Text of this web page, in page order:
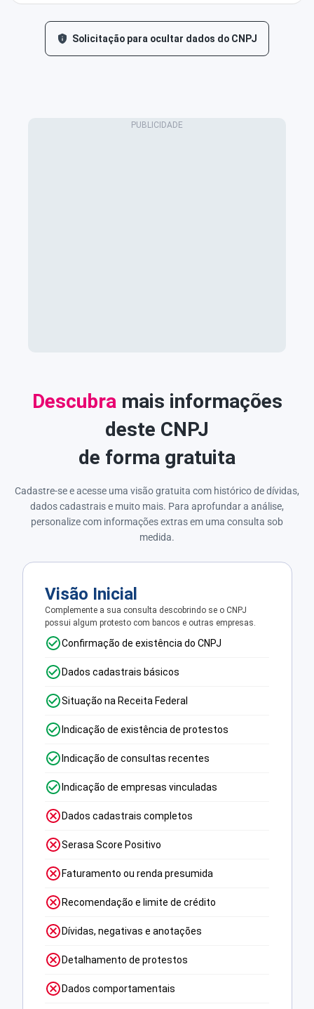
Solicitação para ocultar dados do CNPJ
Descubra mais informações
deste CNPJ
de forma gratuita
Cadastre-se e acesse uma visão gratuita com histórico de dívidas,
dados cadastrais e muito mais. Para aprofundar a análise,
personalize com informações extras em uma consulta sob
medida.
Visão Inicial
Complemente a sua consulta descobrindo se o CNPJ
possui algum protesto com bancos e outras empresas.
Confirmação de existência do CNPJ
Dados cadastrais básicos
Situação na Receita Federal
Indicação de existência de protestos
Indicação de consultas recentes
Indicação de empresas vinculadas
Dados cadastrais completos
Serasa Score Positivo
Faturamento ou renda presumida
Recomendação e limite de crédito
Dívidas, negativas e anotações
Detalhamento de protestos
Dados comportamentais